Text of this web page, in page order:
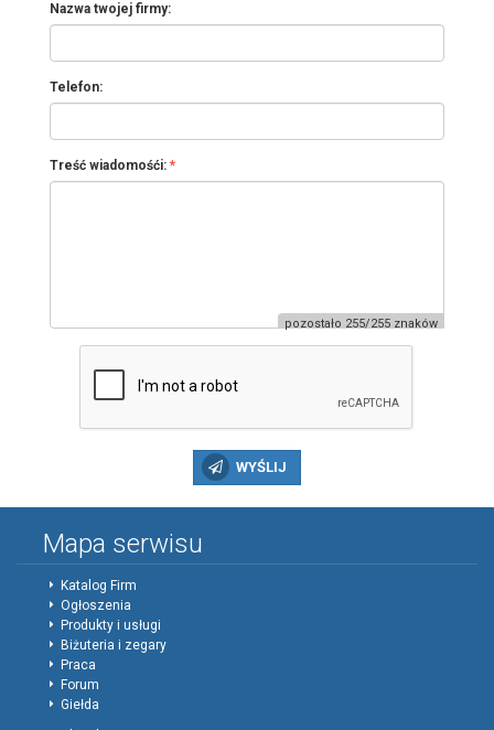
Nazwa twojej firmy:
Telefon:
Treść wiadomośći:
WYŚLIJ
Mapa serwisu
Katalog Firm
Ogłoszenia
Produkty i usługi
Biżuteria i zegary
Praca
Forum
Giełda
pozostało 255/255 znaków